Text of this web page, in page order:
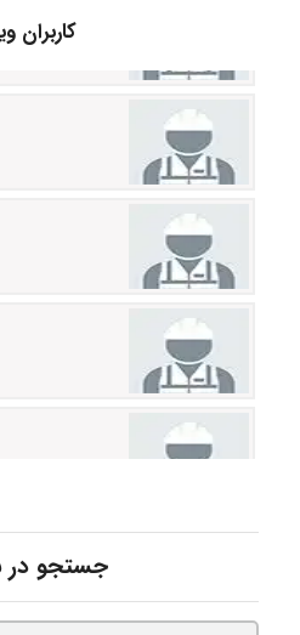
کاربران
جستجو در